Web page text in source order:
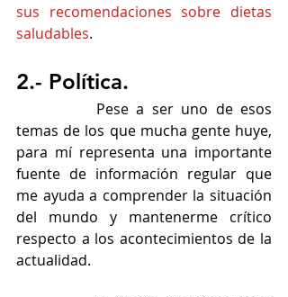
sus recomendaciones sobre dietas
saludables.
2.- Política.
temas de los que mucha gente huye,
para mí representa una importante
fuente de información regular que
me ayuda a comprender la situación
del mundo y mantenerme crítico
respecto a los acontecimientos de la
actualidad.